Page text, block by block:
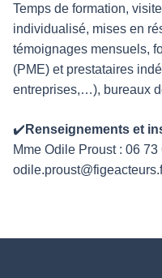
Temps de formation,
individualisé, mises en
témoignages mensuels,
(PME) et prestataires
entreprises,…), bureaux
✔️ Renseignements et
Mme Odile Proust : 06 73